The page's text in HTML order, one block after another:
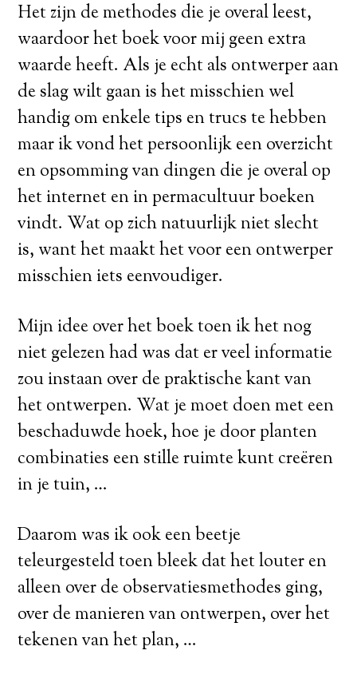
Het zijn de methodes die je overal leest,
waardoor het boek voor mij geen extra
waarde heeft. Als je echt als ontwerper aan
de slag wilt gaan is het misschien wel
handig om enkele tips en trucs te hebben
maar ik vond het persoonlijk een overzicht
en opsomming van dingen die je overal op
het internet en in permacultuur boeken
vindt. Wat op zich natuurlijk niet slecht
is, want het maakt het voor een ontwerper
misschien iets eenvoudiger.
Mijn idee over het boek toen ik het nog
niet gelezen had was dat er veel informatie
zou instaan over de praktische kant van
het ontwerpen. Wat je moet doen met een
beschaduwde hoek, hoe je door planten
combinaties een stille ruimte kunt creëren
in je tuin, …
Daarom was ik ook een beetje
teleurgesteld toen bleek dat het louter en
alleen over de observatiesmethodes ging,
over de manieren van ontwerpen, over het
tekenen van het plan, …